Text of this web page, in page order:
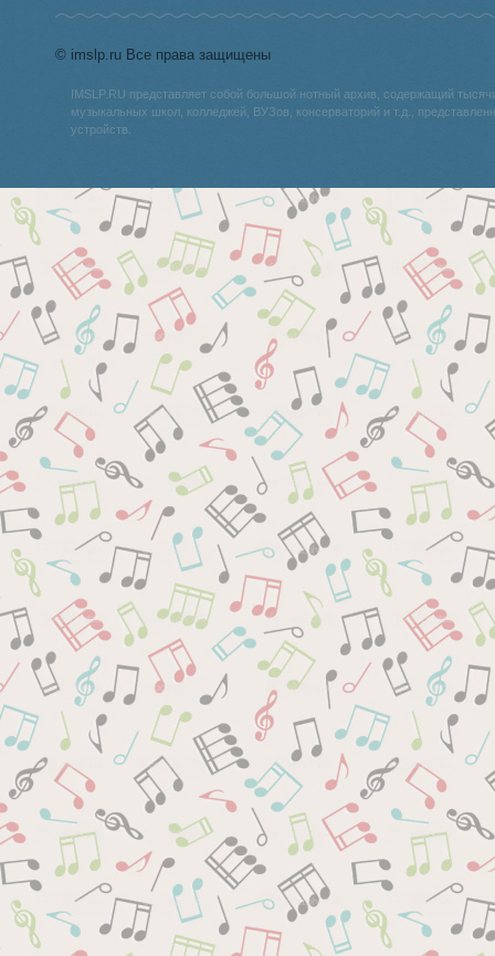
© imslp.ru Все права защищены
IMSLP.RU представляет собой большой нотный архив, содержащий
музыкальных школ, колледжей, ВУЗов, консерваторий и т.д.,
устройств.